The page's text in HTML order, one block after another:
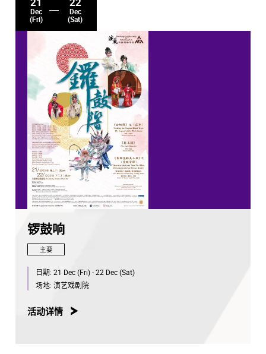
21
Dec
(Fri)
22
Dec
(Sat)
锣鼓响
主要
日期: 21 Dec (Fri) - 22 Dec (Sat)
场地: 演艺戏剧院
活动详情